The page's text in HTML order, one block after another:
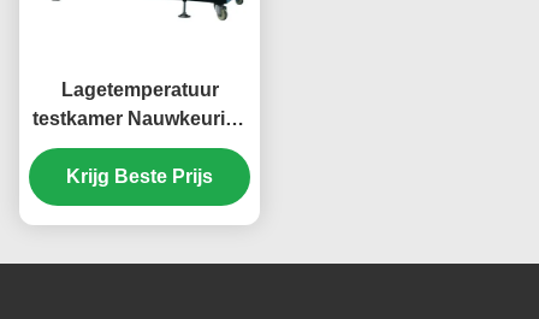
Lagetemperatuur
testkamer Nauwkeurige
simulatie - 70℃ tot
150℃ omgeving
Professionele
Krijg Beste Prijs